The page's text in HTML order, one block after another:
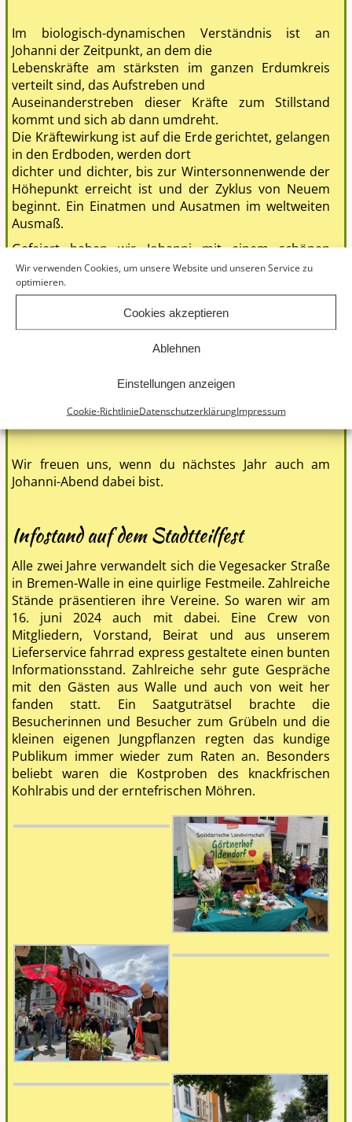
Wir verwenden Cookies, um unsere Website und unseren Service zu
optimieren.
Cookies akzeptieren
Ablehnen
Einstellungen anzeigen
Cookie-RichtlinieDatenschutzerklärungImpressum
Im biologisch-dynamischen Verständnis ist an
Johanni der Zeitpunkt, an dem die
Lebenskräfte am stärksten im ganzen Erdumkreis
verteilt sind, das Aufstreben und
Auseinanderstreben dieser Kräfte zum Stillstand
kommt und sich ab dann umdreht.
Die Kräftewirkung ist auf die Erde gerichtet, gelangen
in den Erdboden, werden dort
dichter und dichter, bis zur Wintersonnenwende der
Höhepunkt erreicht ist und der Zyklus von Neuem
beginnt. Ein Einatmen und Ausatmen im weltweiten
Ausmaß.
Gefeiert haben wir Johanni mit einem schönen
Lagerfeuer und gegrillten Forellen. Neben dem
obligatorischen „Über das Feuer springen“ haben wir
uns auch darüber unterhalten, wie die erste Hälfte
des Jahres 2024 für jeden gewesen ist und was wir
uns von der zweiten Hälfte des Jahres erhoffen.
Dinge, die uns im Weg stehen wurden auf Zettel
geworfen. In der zweiten Runde haben wir Wünsche
und Vorsätze für die zweite Jahreshälfte mit dem
Rauch verteilt.
Wir freuen uns, wenn du nächstes Jahr auch am
Johanni-Abend dabei bist.
Infostand auf dem Stadtteilfest
Alle zwei Jahre verwandelt sich die Vegesacker Straße
in Bremen-Walle in eine quirlige Festmeile. Zahlreiche
Stände präsentieren ihre Vereine. So waren wir am
16. juni 2024 auch mit dabei. Eine Crew von
Mitgliedern, Vorstand, Beirat und aus unserem
Lieferservice fahrrad express gestaltete einen bunten
Informationsstand. Zahlreiche sehr gute Gespräche
mit den Gästen aus Walle und auch von weit her
fanden statt. Ein Saatguträtsel brachte die
Besucherinnen und Besucher zum Grübeln und die
kleinen eigenen Jungpflanzen regten das kundige
Publikum immer wieder zum Raten an. Besonders
beliebt waren die Kostproben des knackfrischen
Kohlrabis und der erntefrischen Möhren.